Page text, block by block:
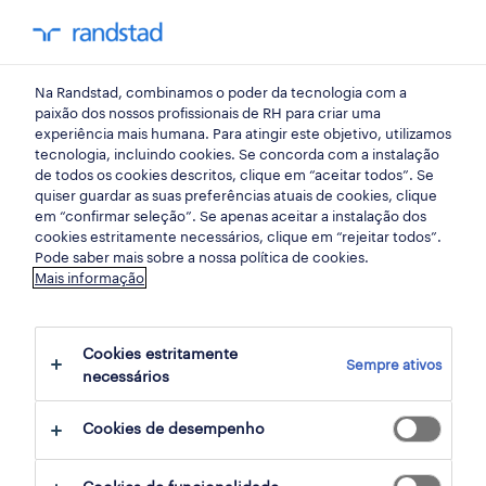
lisboa
3 Permanente Instalações, manutenção e
reparação empregos disponíveis em Lisboa,
Lisboa
Na Randstad, combinamos o poder da tecnologia com a
paixão dos nossos profissionais de RH para criar uma
experiência mais humana. Para atingir este objetivo, utilizamos
tecnologia, incluindo cookies. Se concorda com a instalação
de todos os cookies descritos, clique em “aceitar todos”. Se
quiser guardar as suas preferências atuais de cookies, clique
em “confirmar seleção”. Se apenas aceitar a instalação dos
cookies estritamente necessários, clique em “rejeitar todos”.
Pode saber mais sobre a nossa política de cookies.
Mais informação
Cookies estritamente
necessários
Sempre ativos
Cookies de desempenho